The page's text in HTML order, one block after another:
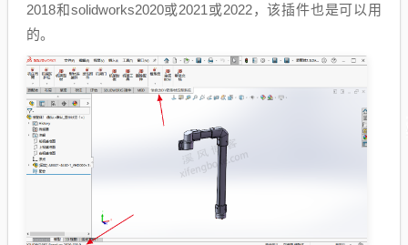
2018和solidworks2020或2021或2022，该插件也是可以用
的。